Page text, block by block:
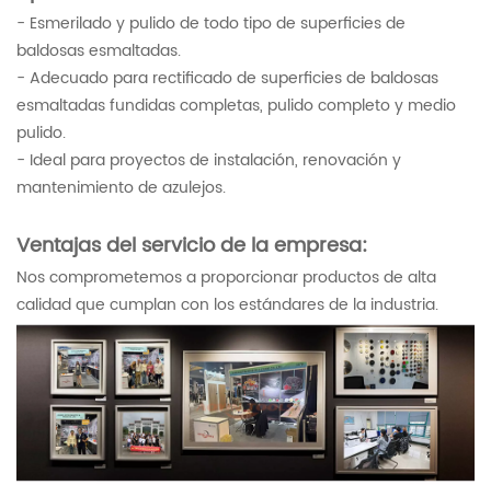
- Esmerilado y pulido de todo tipo de superficies de
baldosas esmaltadas.
- Adecuado para rectificado de superficies de baldosas
esmaltadas fundidas completas, pulido completo y medio
pulido.
- Ideal para proyectos de instalación, renovación y
mantenimiento de azulejos.
Ventajas del servicio de la empresa:
Nos comprometemos a proporcionar productos de alta
calidad que cumplan con los estándares de la industria.